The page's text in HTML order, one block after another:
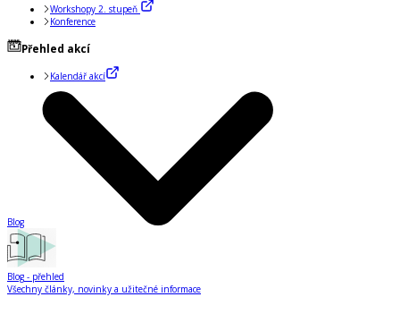
Workshopy 2. stupeň
Konference
Přehled akcí
Kalendář akcí
Blog
Blog - přehled
Všechny články, novinky a užitečné informace